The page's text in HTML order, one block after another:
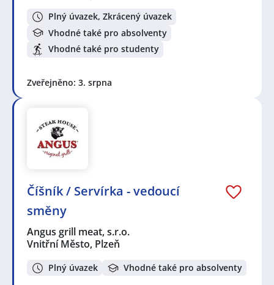
Plný úvazek, Zkrácený úvazek
Vhodné také pro absolventy
Vhodné také pro studenty
Zveřejněno: 3. srpna
Číšník / Servírka - vedoucí
směny
Angus grill meat, s.r.o.
Vnitřní Město, Plzeň
Plný úvazek Vhodné také pro absolventy